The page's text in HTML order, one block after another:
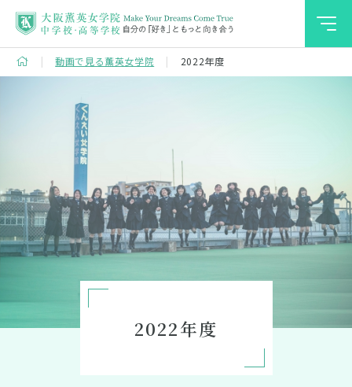
薫英での学び
学校生活
進路・進学
入試情報
動画で見る薫英女学院 2022年度
2022年度